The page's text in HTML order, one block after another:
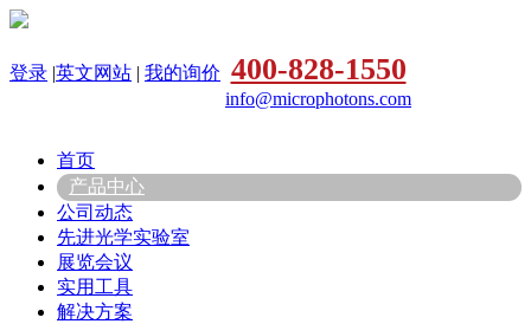
登录 |英文网站 | 我的询价 400-828-1550
info@microphotons.com
首页
产品中心
公司动态
先进光学实验室
展览会议
实用工具
解决方案